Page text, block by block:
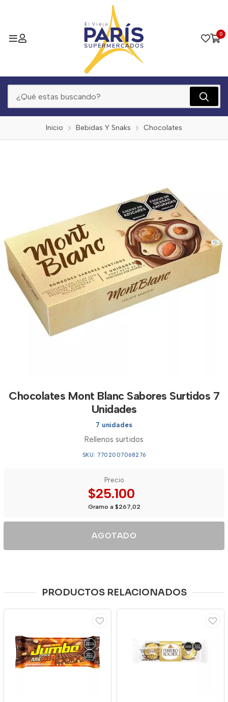
0
Inicio Bebidas Y Snaks Chocolates
Chocolates Mont Blanc Sabores Surtidos 7
Unidades
7 unidades
Rellenos surtidos
SKU: 7702007068276
Precio
$25.100
Gramo a $267,02
AGOTADO
PRODUCTOS RELACIONADOS